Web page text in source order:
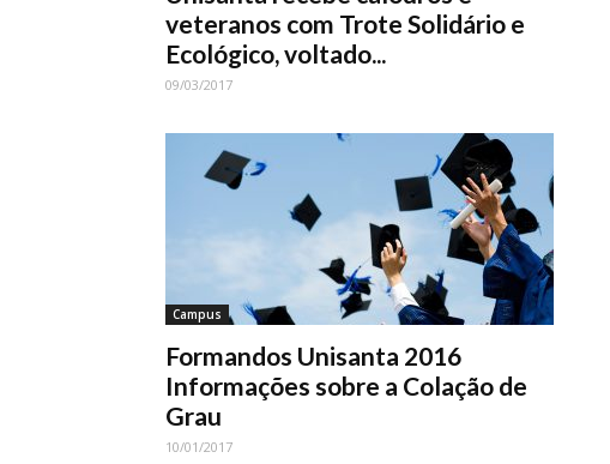
veteranos com Trote Solidário e
Ecológico, voltado...
09/03/2017
Campus
Formandos Unisanta 2016
Informações sobre a Colação de
Grau
10/01/2017